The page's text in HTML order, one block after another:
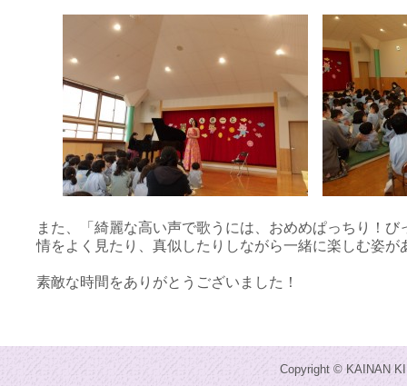
また、「綺麗な高い声で歌うには、おめめぱっちり！
情をよく見たり、真似したりしながら一緒に楽しむ姿
素敵な時間をありがとうございました！
Copyright © KAINAN